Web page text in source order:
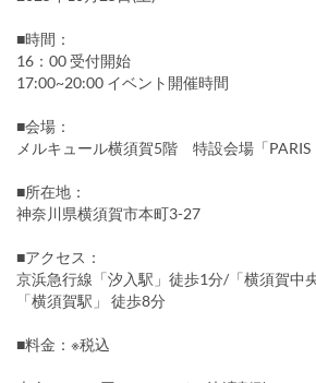
■時間：
16：00 受付開始
17:00~20:00 イベント開催時間
■会場：
メルキュール横須賀5階 特設会場「PARIS
■所在地：
神奈川県横須賀市本町3-27
■アクセス：
京浜急行線「汐入駅」徒歩1分/「横須賀中
「横須賀駅」 徒歩8分
■料金：※税込